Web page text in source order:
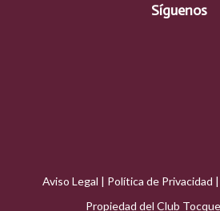
Síguenos
Aviso Legal | Política de Privacidad |
Propiedad del Club